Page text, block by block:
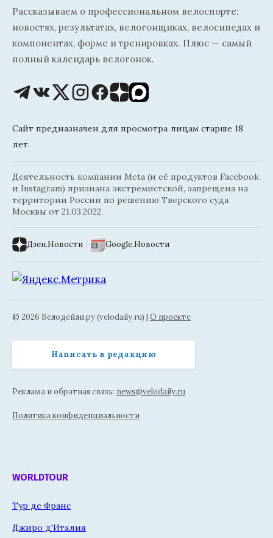
Рассказываем о профессиональном велоспорте:
новостях, результатах, велогонщиках, велосипедах и
компонентах, форме и тренировках. Плюс — самый
полный календарь велогонок.
Сайт предназначен для просмотра лицам старше 18
лет.
Деятельность компании Meta (и её продуктов Facebook
и Instagram) признана экстремистской, запрещена на
территории России по решению Тверского суда
Москвы от 21.03.2022.
Дзен.Новости | Google.Новости
© 2026 Велодейли.ру (velodaily.ru) | О проекте
Написать в редакцию
Реклама и обратная связь: news@velodaily.ru
Политика конфиденциальности
WORLDTOUR
Тур де Франс
Джиро д'Италия